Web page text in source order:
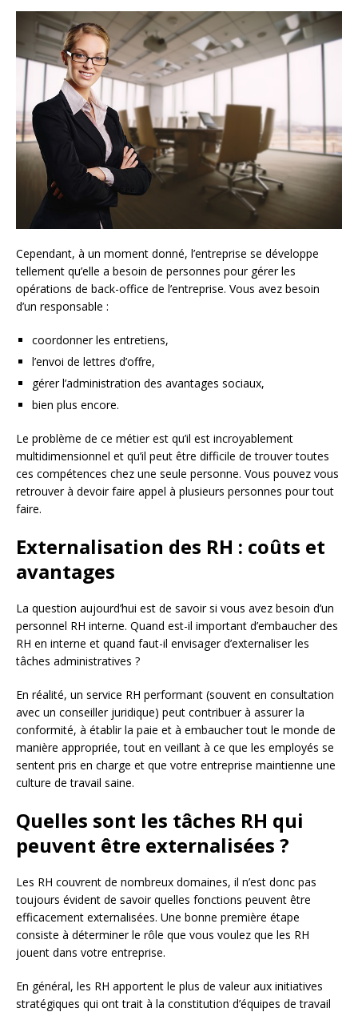
Cependant, à un moment donné, l’entreprise se développe
tellement qu’elle a besoin de personnes pour gérer les
opérations de back-office de l’entreprise. Vous avez besoin
d’un responsable :
coordonner les entretiens,
l’envoi de lettres d’offre,
gérer l’administration des avantages sociaux,
bien plus encore.
Le problème de ce métier est qu’il est incroyablement
multidimensionnel et qu’il peut être difficile de trouver toutes
ces compétences chez une seule personne. Vous pouvez vous
retrouver à devoir faire appel à plusieurs personnes pour tout
faire.
Externalisation des RH : coûts et
avantages
La question aujourd’hui est de savoir si vous avez besoin d’un
personnel RH interne. Quand est-il important d’embaucher des
RH en interne et quand faut-il envisager d’externaliser les
tâches administratives ?
En réalité, un service RH performant (souvent en consultation
avec un conseiller juridique) peut contribuer à assurer la
conformité, à établir la paie et à embaucher tout le monde de
manière appropriée, tout en veillant à ce que les employés se
sentent pris en charge et que votre entreprise maintienne une
culture de travail saine.
Quelles sont les tâches RH qui
peuvent être externalisées ?
Les RH couvrent de nombreux domaines, il n’est donc pas
toujours évident de savoir quelles fonctions peuvent être
efficacement externalisées. Une bonne première étape
consiste à déterminer le rôle que vous voulez que les RH
jouent dans votre entreprise.
En général, les RH apportent le plus de valeur aux initiatives
stratégiques qui ont trait à la constitution d’équipes de travail